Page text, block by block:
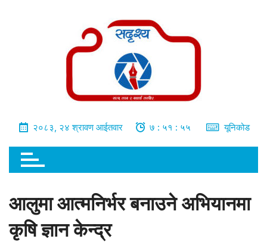
२०८३, २४ श्रावण आईतवार ७ : ५१ : ५६ यूनिकोड
आलुमा आत्मनिर्भर बनाउने अभियानमा
कृषि ज्ञान केन्द्र